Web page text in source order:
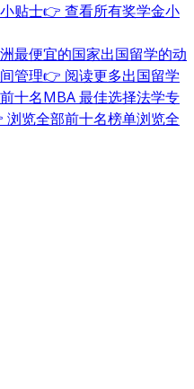
贴士👉 查看所有奖学金小
最便宜的国家出国留学的动
管理👉 阅读更多出国留学
十名MBA 最佳选择法学专
浏览全部前十名榜单浏览全